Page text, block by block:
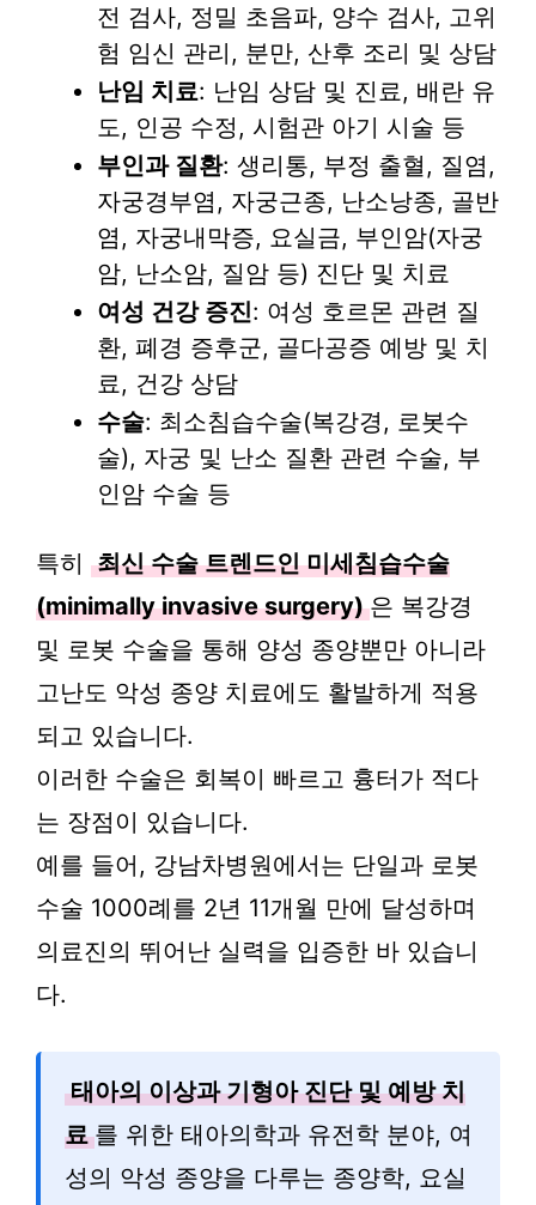
전 검사, 정밀 초음파, 양수 검사, 고위
험 임신 관리, 분만, 산후 조리 및 상담
난임 치료: 난임 상담 및 진료, 배란 유
도, 인공 수정, 시험관 아기 시술 등
부인과 질환: 생리통, 부정 출혈, 질염,
자궁경부염, 자궁근종, 난소낭종, 골반
염, 자궁내막증, 요실금, 부인암(자궁
암, 난소암, 질암 등) 진단 및 치료
여성 건강 증진: 여성 호르몬 관련 질
환, 폐경 증후군, 골다공증 예방 및 치
료, 건강 상담
수술: 최소침습수술(복강경, 로봇수
술), 자궁 및 난소 질환 관련 수술, 부
인암 수술 등
특히 최신 수술 트렌드인 미세침습수술
(minimally invasive surgery) 은 복강경
및 로봇 수술을 통해 양성 종양뿐만 아니라
고난도 악성 종양 치료에도 활발하게 적용
되고 있습니다.
이러한 수술은 회복이 빠르고 흉터가 적다
는 장점이 있습니다.
예를 들어, 강남차병원에서는 단일과 로봇
수술 1000례를 2년 11개월 만에 달성하며
의료진의 뛰어난 실력을 입증한 바 있습니
다.
태아의 이상과 기형아 진단 및 예방 치
료 를 위한 태아의학과 유전학 분야, 여
성의 악성 종양을 다루는 종양학, 요실